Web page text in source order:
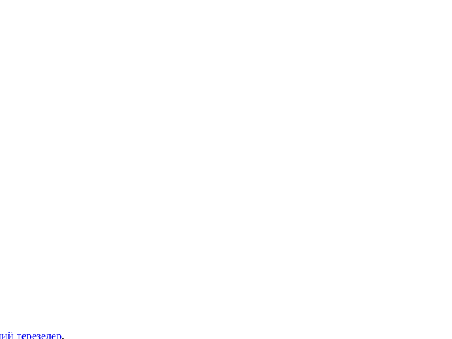
терезелер,